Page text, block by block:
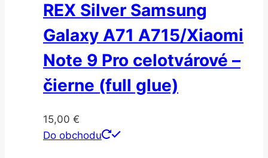
REX Silver Samsung
Galaxy A71 A715/Xiaomi
Note 9 Pro celotvárové –
čierne (full glue)
15,00 €
Do obchodu